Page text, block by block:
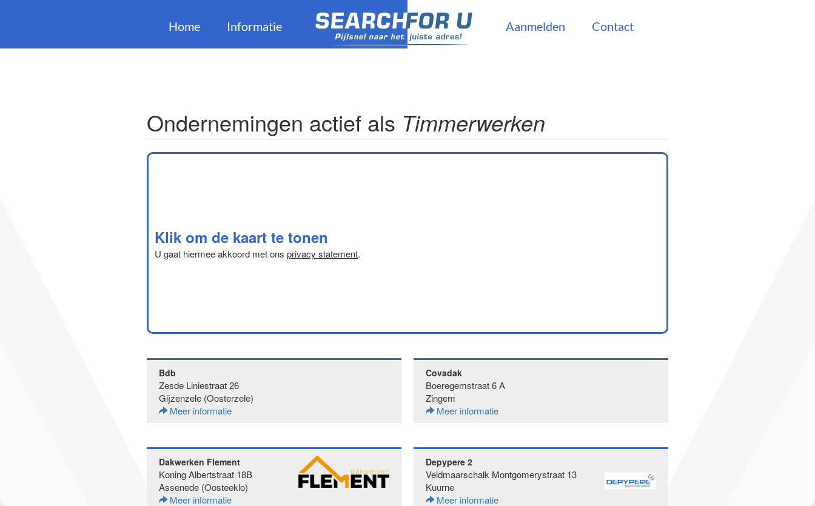
Home Informatie Aanmelden Contact
Ondernemingen actief als Timmerwerken
Klik om de kaart te tonen
U gaat hiermee akkoord met ons privacy statement.
Bdb
Zesde Liniestraat 26
Gijzenzele (Oosterzele)
Meer informatie
Covadak
Boeregemstraat 6 A
Zingem
Meer informatie
Dakwerken Flement
Koning Albertstraat 18B
Assenede (Oosteeklo)
Meer informatie
Depypere 2
Veldmaarschalk Montgomerystraat 13
Kuurne
Meer informatie